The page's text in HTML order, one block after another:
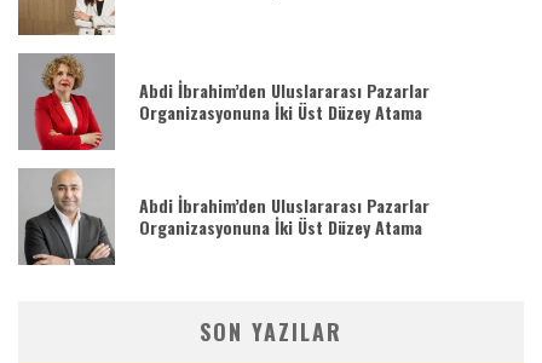
Abdi İbrahim’den Uluslararası Pazarlar
Organizasyonuna İki Üst Düzey Atama
Abdi İbrahim’den Uluslararası Pazarlar
Organizasyonuna İki Üst Düzey Atama
SON YAZILAR